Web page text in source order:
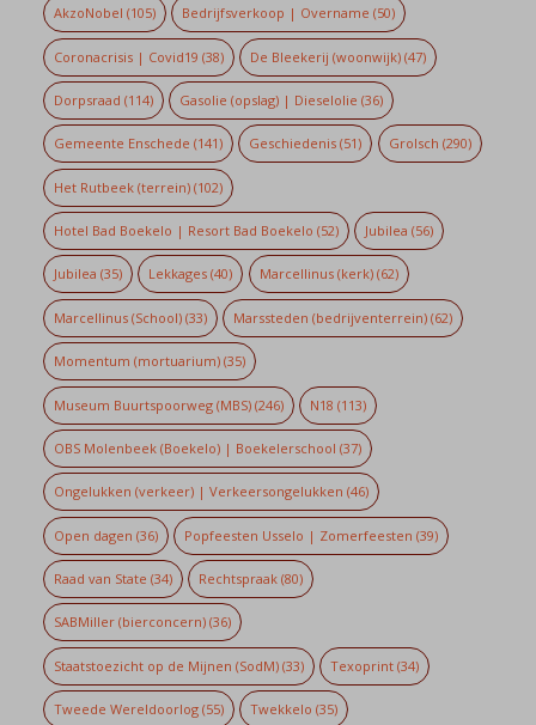
AkzoNobel (105) Bedrijfsverkoop | Overname (50)
Coronacrisis | Covid19 (38) De Bleekerij (woonwijk) (47)
Dorpsraad (114) Gasolie (opslag) | Dieselolie (36)
Gemeente Enschede (141) Geschiedenis (51) Grolsch (290)
Het Rutbeek (terrein)(102)
Hotel Bad Boekelo | Resort Bad Boekelo (52) Jubilea (56)
Jubilea (35) Lekkages (40) Marcellinus (kerk)(62)
Marcellinus (School)(33) Marssteden (bedrijventerrein) (62)
Momentum (mortuarium)(35)
Museum Buurtspoorweg (MBS)(246) N18 (113)
OBS Molenbeek (Boekelo) | Boekelerschool (37)
Ongelukken (verkeer) | Verkeersongelukken (46)
Open dagen (36) Popfeesten Usselo | Zomerfeesten (39)
Raad van State (34) Rechtspraak (80)
SABMiller (bierconcern)(36)
Staatstoezicht op de Mijnen (SodM)(33) Texoprint (34)
Tweede Wereldoorlog(55) Twekkelo (35)